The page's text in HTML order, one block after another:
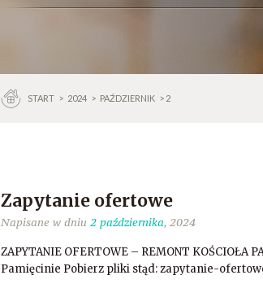
START > 2024 > PAŹDZIERNIK > 2
Zapytanie ofertowe
Napisane w dniu 2 października, 2024
ZAPYTANIE OFERTOWE – REMONT KOŚCIOŁA
Pamięcinie Pobierz pliki stąd: zapytanie-